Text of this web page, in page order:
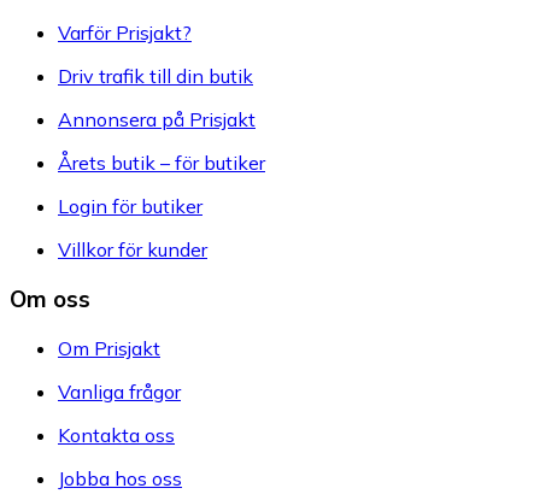
Varför Prisjakt?
Driv trafik till din butik
Annonsera på Prisjakt
Årets butik – för butiker
Login för butiker
Villkor för kunder
Om oss
Om Prisjakt
Vanliga frågor
Kontakta oss
Jobba hos oss